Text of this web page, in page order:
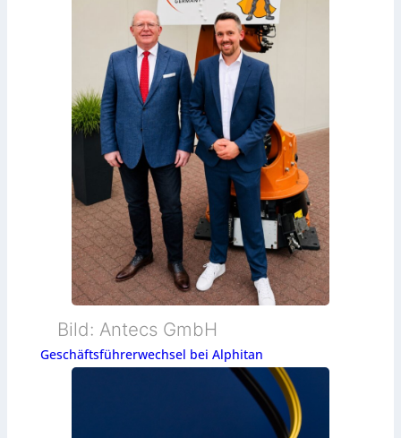
Bild: Antecs GmbH
Geschäftsführerwechsel bei Alphitan